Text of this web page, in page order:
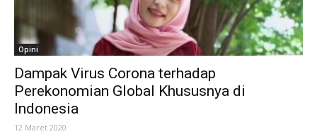
Opini
Dampak Virus Corona terhadap
Perekonomian Global Khususnya di
Indonesia
12 Maret 2020